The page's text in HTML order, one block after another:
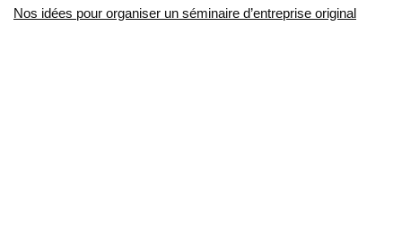
Nos idées pour organiser un séminaire d’entreprise original